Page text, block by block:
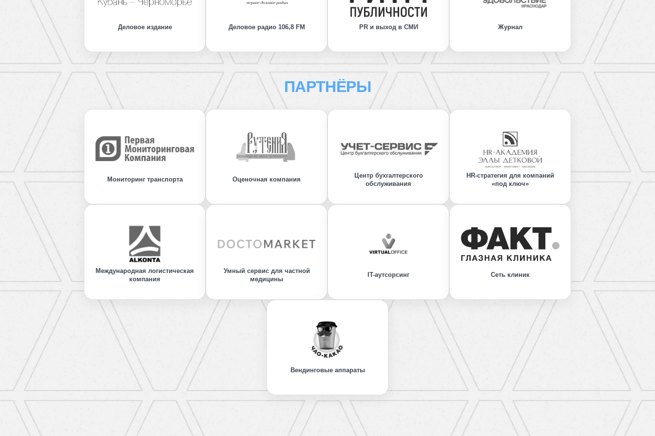
Деловое издание Деловое радио 106,8 FM PR и выход в СМИ Журнал
ПАРТНЁРЫ
Мониторинг транспорта Оценочная компания
Центр бухгалтерского
обслуживания
HR-стратегия для компаний
«под ключ»
Международная логистическая
компания
Умный сервис для частной
медицины
IT-аутсорсинг Сеть клиник
Вендинговые аппараты